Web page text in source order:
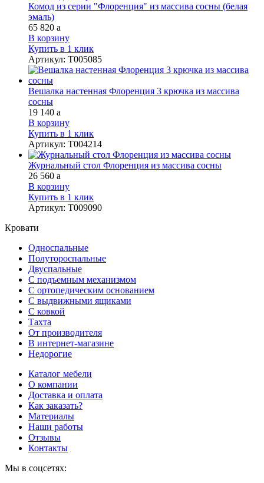
Комод из серии "Флоренция" из массива сосны (белая
эмаль)
65 820 a
В корзину
Купить в 1 клик
Артикул: Т005085
Вешалка настенная Флоренция 3 крючка из массива
сосны
19 140 a
В корзину
Купить в 1 клик
Артикул: Т004214
Журнальный стол Флоренция из массива сосны
26 560 a
В корзину
Купить в 1 клик
Артикул: Т009090
Кровати
Односпальные
Полутороспальные
Двуспальные
С подъемным механизмом
С ортопедическим основанием
С выдвижными ящиками
С ковкой
Тахта
От производителя
В интернет-магазине
Недорогие
Каталог мебели
О компании
Доставка и оплата
Как заказать?
Материалы
Наши работы
Отзывы
Контакты
Мы в соцсетях: